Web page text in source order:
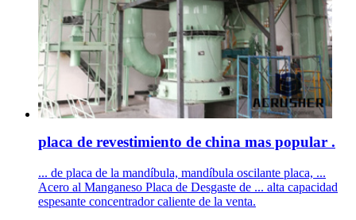
placa de revestimiento de china mas popular .
... de placa de la mandíbula, mandíbula oscilante placa, ...
Acero al Manganeso Placa de Desgaste de ... alta capacidad
espesante concentrador caliente de la venta.